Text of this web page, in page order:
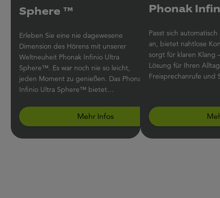
Sphere ™
Erleben Sie eine nie dagewesene
Dimension des Hörens mit unserer
Weltneuheit Phonak Infinio Ultra
Sphere™. Es war noch nie so leicht,
jeden Moment zu genießen. Das Phonak
Infinio Ultra Sphere™ bietet
welcher Richtung Sprache kommt, und
filtert Störgeräusche aus dem
Mehr Infos
Phonak
Passt sich
an, bietet nahtlose
sorgt für klaren Klang – das ist die
Lösung für Ihren
Freisprechanrufe und